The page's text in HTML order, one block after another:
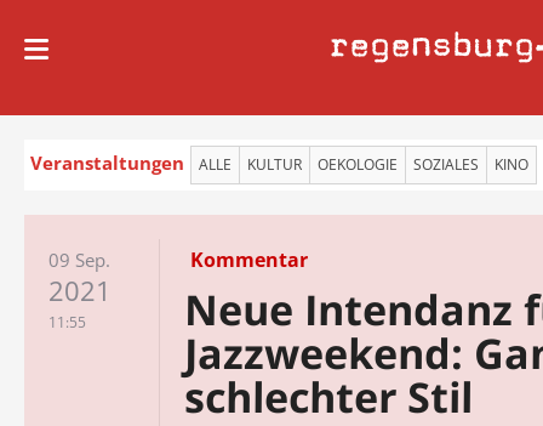
regensburg
Veranstaltungen ALLE KULTUR OEKOLOGIE SOZIALES KINO
09 Sep.
2021
11:55
Kommentar
Neue Intendanz
Jazzweekend:
schlechter Stil